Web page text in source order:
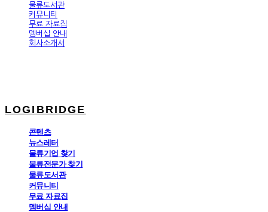
물류도서관
커뮤니티
무료 자료집
멤버십 안내
회사소개서
LOGIBRIDGE
콘텐츠
뉴스레터
물류기업 찾기
물류전문가 찾기
물류도서관
커뮤니티
무료 자료집
멤버십 안내